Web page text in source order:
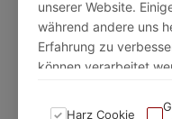
unserer Website.
während andere uns
Erfahrung zu
können verarbeitet
Anzeigen- und
Harz Cookie
Im Bikepark Bodetal
einzig offizielle
geht es bequem